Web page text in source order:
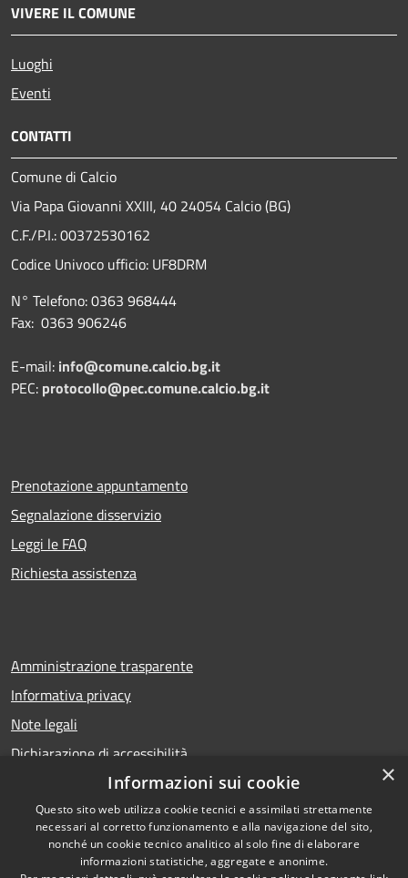
VIVERE IL COMUNE
Luoghi
Eventi
CONTATTI
Comune di Calcio
Via Papa Giovanni XXIII, 40 24054 Calcio (BG)
C.F./P.I.: 00372530162
Codice Univoco ufficio: UF8DRM
N° Telefono: 0363 968444
Fax: 0363 906246
E-mail: info@comune.calcio.bg.it
PEC: protocollo@pec.comune.calcio.bg.it
Prenotazione appuntamento
Segnalazione disservizio
Leggi le FAQ
Richiesta assistenza
Amministrazione trasparente
Informativa privacy
Note legali
Dichiarazione di accessibilità
RSS
Accessibilità
Copyright © 2026 • Comune di
Calcio • Powered by
×
Informazioni sui cookie
Questo sito web utilizza cookie tecnici e assimilati strettamente
necessari al corretto funzionamento e alla navigazione del sito,
nonché un cookie tecnico analitico al solo fine di elaborare
informazioni statistiche, aggregate e anonime.